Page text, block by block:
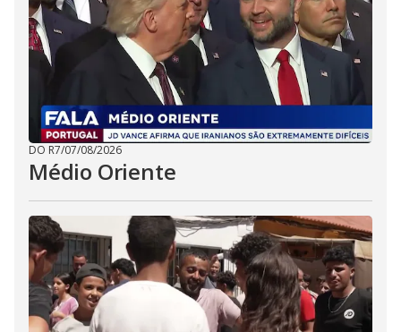
DO R7/07/08/2026
Médio Oriente